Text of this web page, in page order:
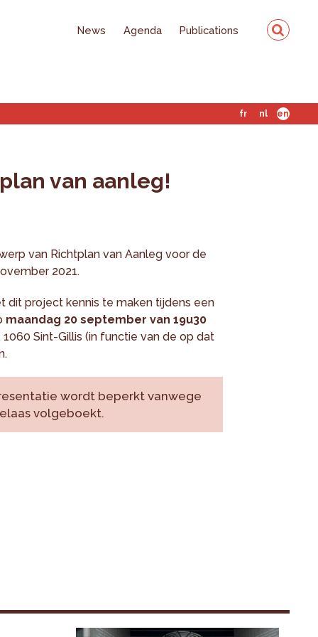
News Agenda Publications
fr nl en
van aanleg!
van Richtplan van Aanleg voor de
2021.
dit project kennis te maken tijdens een
maandag 20 september van 19u30
1060 Sint-Gillis (in functie van de op dat
wordt beperkt vanwege
volgeboekt.